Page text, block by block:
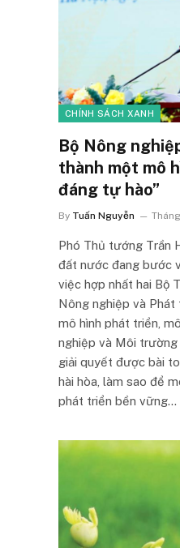
CHÍNH SÁCH XANH
Bộ Nông
thành một mô
đáng tự hào”
By Tuấn Nguyễn
Phó Thủ tướng Trần
đất nước đang bước
việc hợp nhất hai Bộ
Nông nghiệp và Phát
mô hình phát triển,
nghiệp và Môi trường
giải quyết được bài
hài hòa, làm sao để
phát triển bền vững…